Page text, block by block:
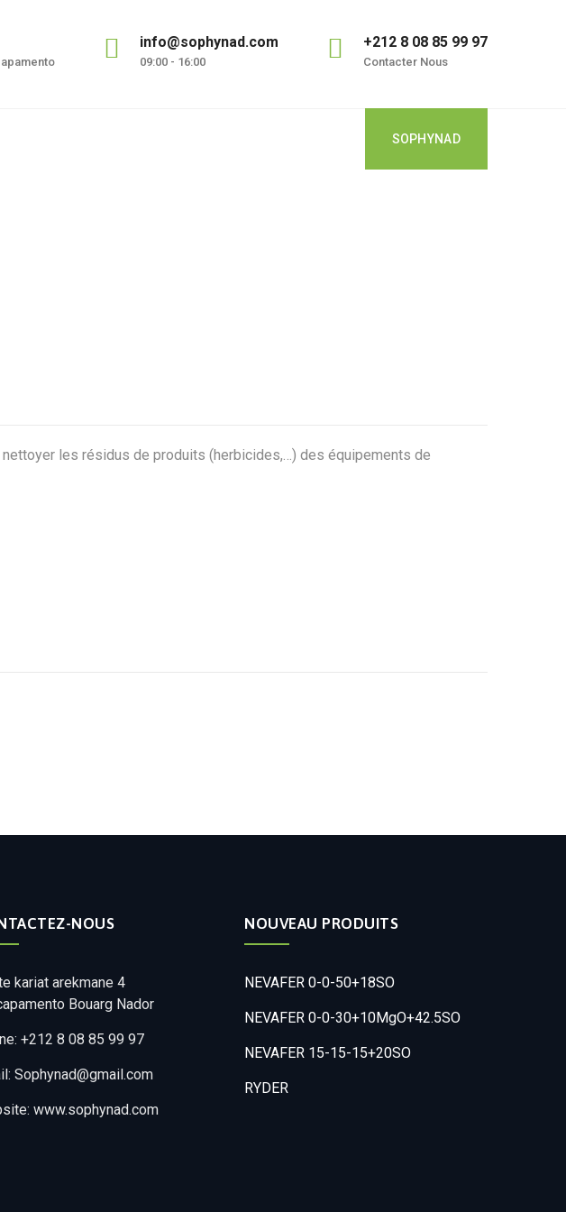
info@sophynad.com
09:00 - 16:00
+212 8 08 85 99 97
Contacter Nous
SOPHYNAD
nettoyer les résidus de produits (herbicides,…) des équipements de
NOUS
kariat arekmane 4
Bouarg Nador
+212 8 08 85 99 97
Sophynad@gmail.com
www.sophynad.com
NOUVEAU PRODUITS
NEVAFER 0-0-50+18SO
NEVAFER 0-0-30+10MgO+42.5SO
NEVAFER 15-15-15+20SO
RYDER